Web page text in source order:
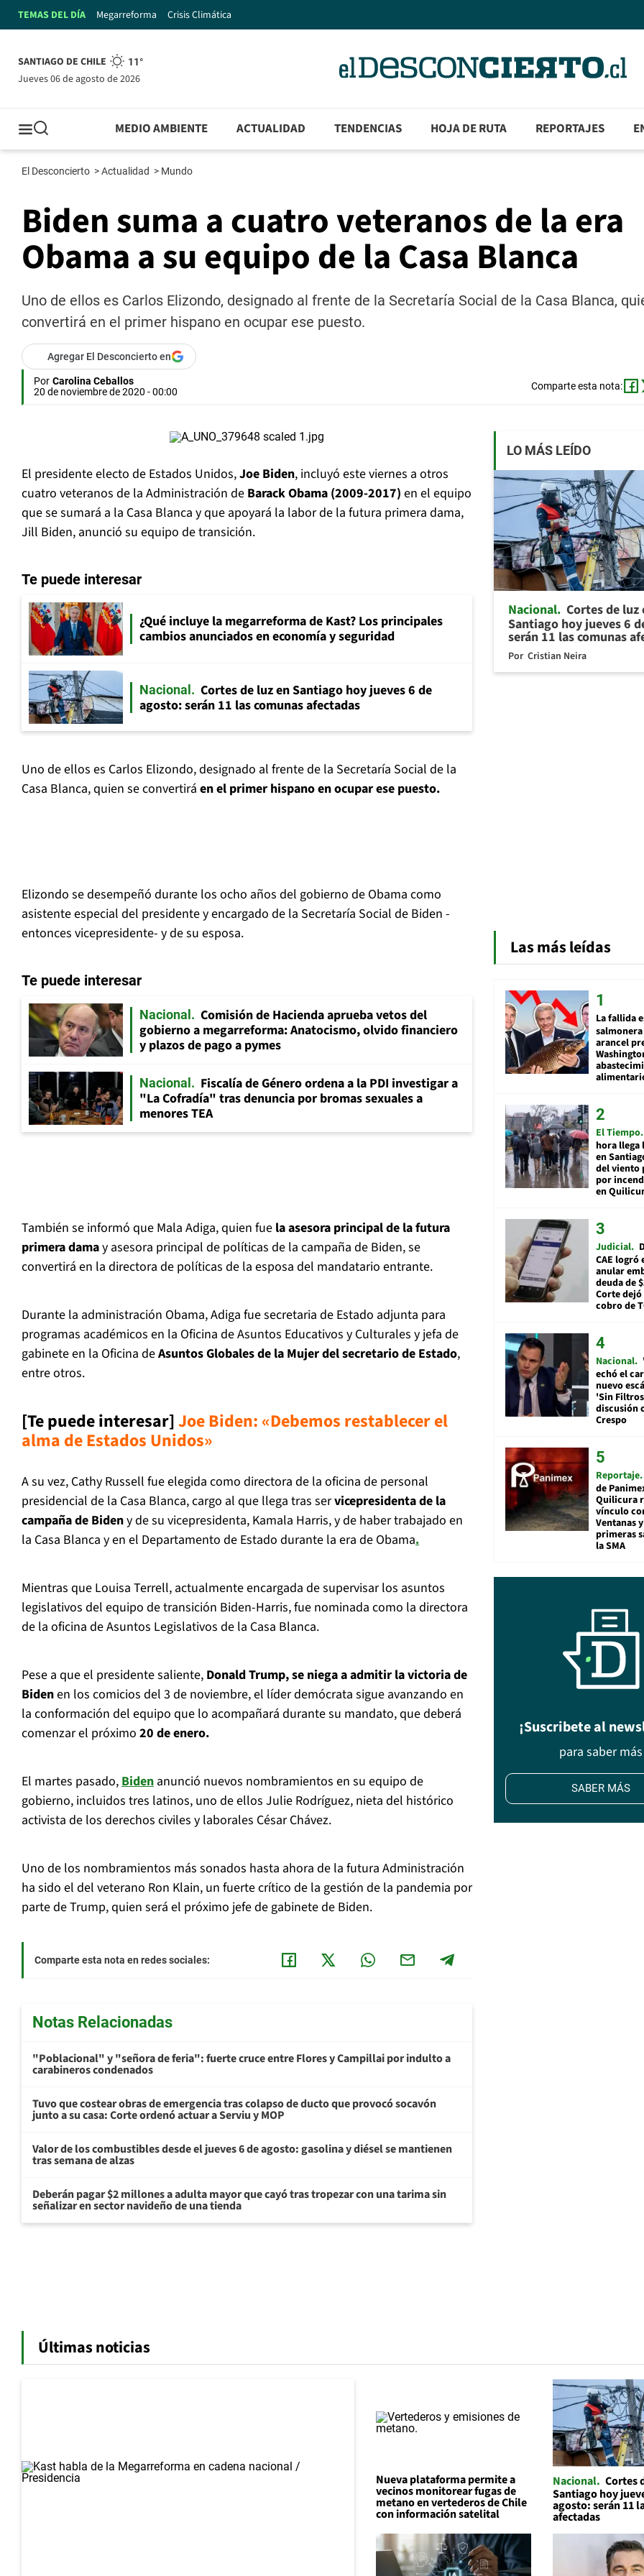
TEMAS DEL DÍA Megarreforma Crisis Climática
SANTIAGO DE CHILE 11°
jueves 06 de agosto de 2026
MEDIO AMBIENTE ACTUALIDAD TENDENCIAS HOJA DE RUTA REPORTAJES
El Desconcierto >Actualidad > Mundo
Biden suma a cuatro veteranos de la era
Obama a su equipo de la Casa Blanca
Uno de ellos es Carlos Elizondo, designado al frente de la Secretaría Social de la Casa Blanca,
convertirá en el primer hispano en ocupar ese puesto.
Agregar El Desconcierto en
Por Carolina Ceballos
20 de noviembre de 2020 - 00:00
Comparte esta nota:
El presidente electo de Estados Unidos,Joe Biden, incluyó este viernes a otros
cuatro veteranos de la Administración de Barack Obama (2009-2017) en el equipo
que se sumará a la Casa Blanca y que apoyará la labor de la futura primera dama,
Jill Biden, anunció su equipo de transición.
Te puede interesar
¿Qué incluye la megarreforma de Kast? Los principales
cambios anunciados en economía y seguridad
Nacional
Cortes de luz en Santiago hoy jueves 6 de
agosto: serán 11 las comunas afectadas
Uno de ellos es Carlos Elizondo, designado al frente de la Secretaría Social de la
Casa Blanca, quien se convertirá en el primer hispano en ocupar ese puesto.
Elizondo se desempeñó durante los ocho años del gobierno de Obama como
asistente especial del presidente y encargado de la Secretaría Social de Biden -
entonces vicepresidente- y de su esposa.
Te puede interesar
Nacional
Comisión de Hacienda aprueba vetos del
gobierno a megarreforma: Anatocismo, olvido financiero
y plazos de pago a pymes
Nacional
Fiscalía de Género ordena a la PDI investigar a
"La Cofradía" tras denuncia por bromas sexuales a
menores TEA
También se informó que Mala Adiga, quien fue la asesora principal de la futura
primera damay asesora principal de políticas de la campaña de Biden, se
convertirá en la directora de políticas de la esposa del mandatario entrante.
Durante la administración Obama, Adiga fue secretaria de Estado adjunta para
programas académicos en la Oficina de Asuntos Educativos y Culturales y jefa de
gabinete en la Oficina deAsuntos Globales de la Mujer del secretario de Estado,
entre otros.
[Te puede interesar]Joe Biden: «Debemos restablecer el
alma de Estados Unidos»
A su vez, Cathy Russell fue elegida como directora de la oficina de personal
presidencial de la Casa Blanca, cargo al que llega tras servicepresidenta de la
campaña de Bideny de su vicepresidenta, Kamala Harris, y de haber trabajado en
la Casa Blanca y en el Departamento de Estado durante la era de Obama.
Mientras que Louisa Terrell, actualmente encargada de supervisar los asuntos
legislativos del equipo de transición Biden-Harris, fue nominada como la directora
de la oficina de Asuntos Legislativos de la Casa Blanca.
Pese a que el presidente saliente, Donald Trump, se niega a admitir la victoria de
Bidenen los comicios del 3 de noviembre, el líder demócrata sigue avanzando en
la conformación del equipo que lo acompañará durante su mandato, que deberá
comenzar el próximo 20 de enero.
El martes pasado,Biden anunció nuevos nombramientos en su equipo de
gobierno, incluidos tres latinos, uno de ellos Julie Rodríguez, nieta del histórico
activista de los derechos civiles y laborales César Chávez.
Uno de los nombramientos más sonados hasta ahora de la futura Administración
ha sido el del veterano Ron Klain, un fuerte crítico de la gestión de la pandemia por
parte de Trump, quien será el próximo jefe de gabinete de Biden.
Comparte esta nota en redes sociales:
Notas Relacionadas
"Poblacional" y "señora de feria": fuerte cruce entre Flores y Campillai por indulto a
carabineros condenados
Tuvo que costear obras de emergencia tras colapso de ducto que provocó socavón
junto a su casa: Corte ordenó actuar a Serviu y MOP
Valor de los combustibles desde el jueves 6 de agosto: gasolina y diésel se mantienen
tras semana de alzas
Deberán pagar $2 millones a adulta mayor que cayó tras tropezar con una tarima sin
señalizar en sector navideño de una tienda
LO MÁS LEÍDO
Nacional Cortes de luz
Santiago hoy jueves 6
serán 11 las comunas
Por Cristian Neira
Las más leídas
La fallida
arancel
El Tiempo
hora llega
en
del viento
por
en
Judicial
CAE logró
anular
deuda de
Corte
cobro de
Nacional
echó el
nuevo
'Sin
discusión
Crespo
Reportaje
de
Quilicura
vínculo
Ventanas
primeras
la SMA
¡Suscribete al
para saber más
SABER MÁS
Últimas noticias
Nueva plataforma permite a
vecinos monitorear fugas de
metano en vertederos de Chile
con información satelital
Nacional Cortes
Santiago hoy
agosto: serán 11
afectadas